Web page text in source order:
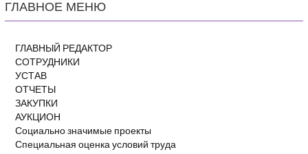
ГЛАВНОЕ МЕНЮ
ГЛАВНЫЙ РЕДАКТОР
СОТРУДНИКИ
УСТАВ
ОТЧЕТЫ
ЗАКУПКИ
АУКЦИОН
Социально значимые проекты
Специальная оценка условий труда